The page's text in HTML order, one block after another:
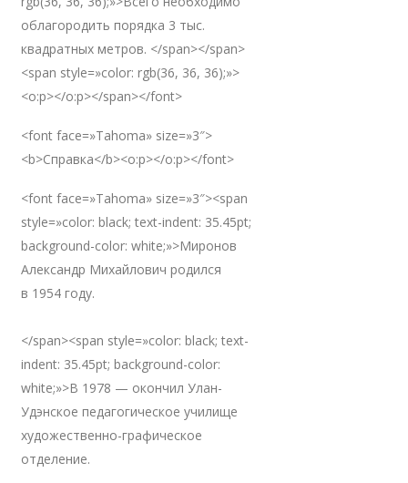
облагородить порядка 3 тыс.
квадратных метров. </span></span>
<span style=»color: rgb(36, 36, 36);»>
<o:p></o:p></span></font>
<font face=»Tahoma» size=»3″>
<b>Справка</b><o:p></o:p></font>
<font face=»Tahoma» size=»3″><span
style=»color: black; text-indent: 35.45pt;
background-color: white;»>Миронов
Александр Михайлович родился
в 1954 году.
</span><span style=»color: black; text-
indent: 35.45pt; background-color:
white;»>В 1978 — окончил Улан-
Удэнское педагогическое училище
художественно-графическое
отделение.